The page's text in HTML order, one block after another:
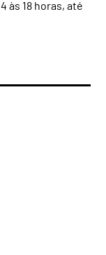
às 18 horas, até